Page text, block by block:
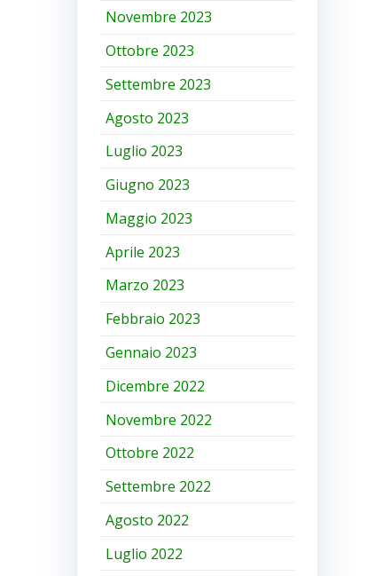
Novembre 2023
Ottobre 2023
Settembre 2023
Agosto 2023
Luglio 2023
Giugno 2023
Maggio 2023
Aprile 2023
Marzo 2023
Febbraio 2023
Gennaio 2023
Dicembre 2022
Novembre 2022
Ottobre 2022
Settembre 2022
Agosto 2022
Luglio 2022